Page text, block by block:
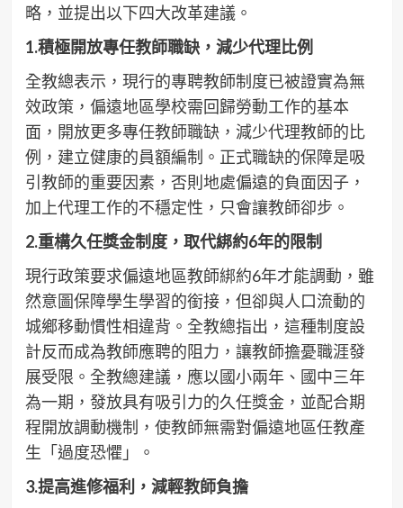
略，並提出以下四大改革建議。
1.積極開放專任教師職缺，減少代理比例
全教總表示，現行的專聘教師制度已被證實為無
效政策，偏遠地區學校需回歸勞動工作的基本
面，開放更多專任教師職缺，減少代理教師的比
例，建立健康的員額編制。正式職缺的保障是吸
引教師的重要因素，否則地處偏遠的負面因子，
加上代理工作的不穩定性，只會讓教師卻步。
2.重構久任獎金制度，取代綁約6年的限制
現行政策要求偏遠地區教師綁約6年才能調動，雖
然意圖保障學生學習的銜接，但卻與人口流動的
城鄉移動慣性相違背。全教總指出，這種制度設
計反而成為教師應聘的阻力，讓教師擔憂職涯發
展受限。全教總建議，應以國小兩年、國中三年
為一期，發放具有吸引力的久任獎金，並配合期
程開放調動機制，使教師無需對偏遠地區任教產
生「過度恐懼」。
3.提高進修福利，減輕教師負擔